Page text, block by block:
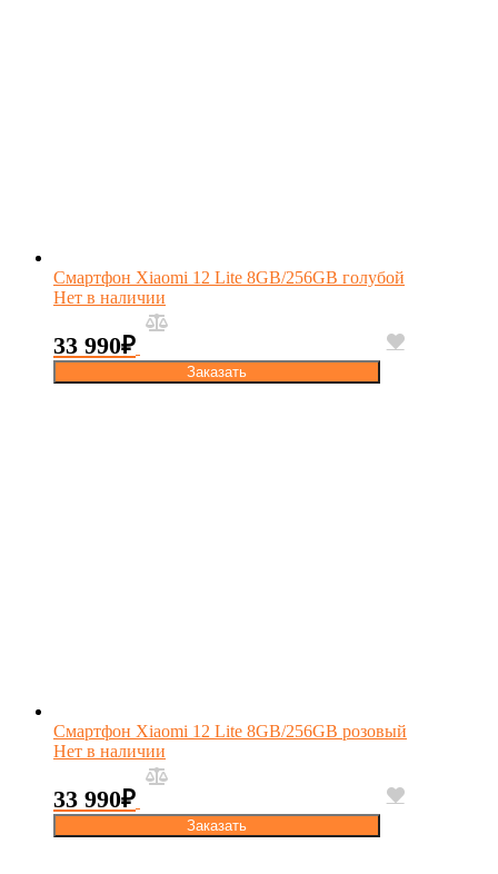
Смартфон Xiaomi 12 Lite 8GB/256GB голубой
Нет в наличии
33 990₽
Заказать
Смартфон Xiaomi 12 Lite 8GB/256GB розовый
Нет в наличии
33 990₽
Заказать